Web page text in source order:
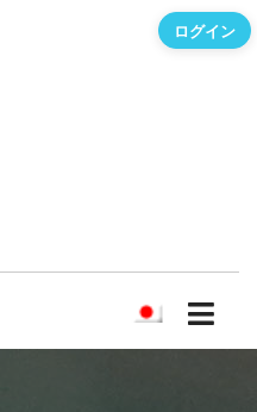
日本語
ログイン